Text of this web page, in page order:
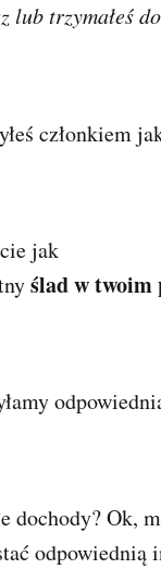
trzymałeś
członkiem
jak
ślad w
dochody? Ok,
odpowiednią